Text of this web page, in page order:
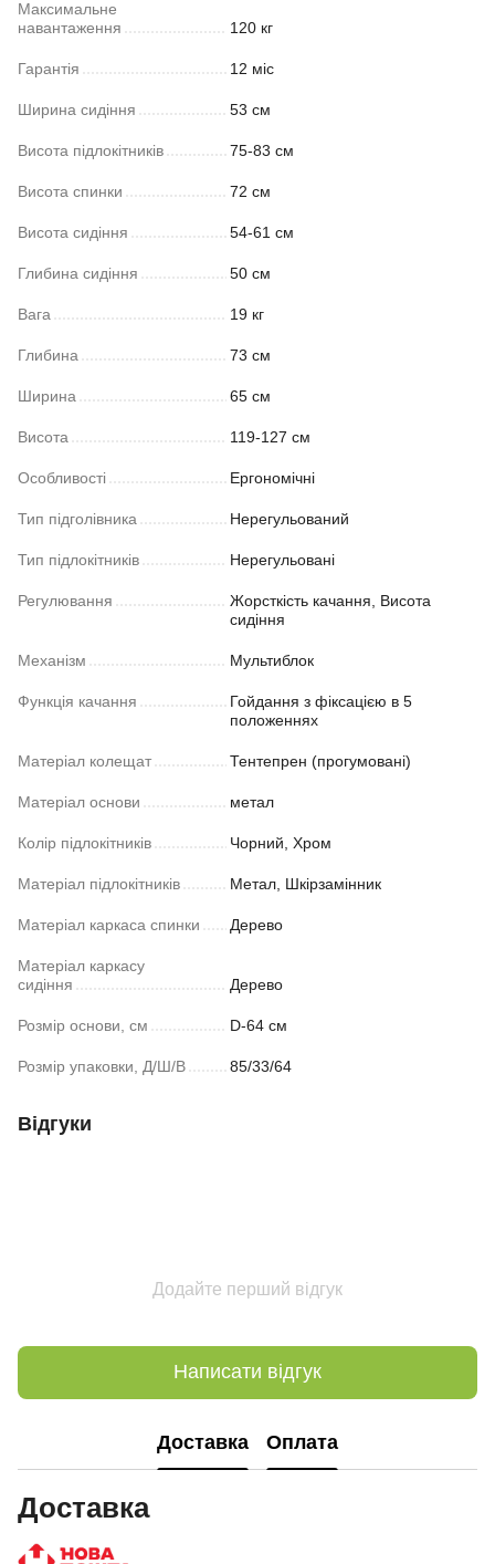
Максимальне
навантаження
120 кг
Гарантія 12 міс
Ширина сидіння 53 см
Висота підлокітників 75-83 см
Висота спинки 72 см
Висота сидіння 54-61 см
Глибина сидіння 50 см
Вага 19 кг
Глибина 73 см
Ширина 65 см
Висота 119-127 см
Особливості Ергономічні
Тип підголівника Нерегульований
Тип підлокітників Нерегульовані
Регулювання
Жорсткість качання, Висота
сидіння
Механізм Мультиблок
Функція качання
Гойдання з фіксацією в 5
положеннях
Матеріал колещат Тентепрен (прогумовані)
Матеріал основи метал
Колір підлокітників Чорний, Хром
Матеріал підлокітників Метал, Шкірзамінник
Матеріал каркаса спинки Дерево
Матеріал каркасу
сидіння
Дерево
Розмір основи, см D-64 см
Розмір упаковки, Д/Ш/В 85/33/64
Відгуки
Додайте перший відгук
Написати відгук
Доставка Оплата
Доставка